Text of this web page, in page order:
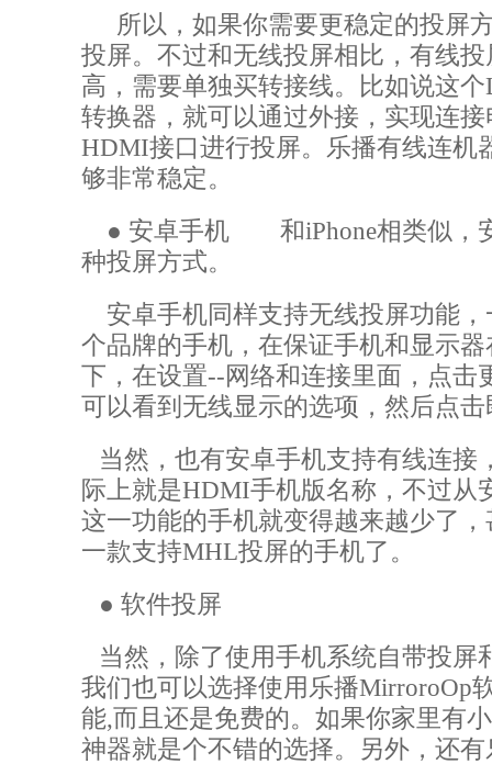
所以，如果你需要更稳定的投屏
投屏。不过和无线投屏相比，有线
高，需要单独买转接线。比如说这个
转换器，就可以通过外接，实现连接
HDMI接口进行投屏。乐播有线连机
够非常稳定。
● 安卓手机 和iPhone相类似，
种投屏方式。
安卓手机同样支持无线投屏功能，
个品牌的手机，在保证手机和显示器
下，在设置-- 网络和连接里面，点击
可以看到无线显示的选项，然后点
当然，也有安卓手机支持有线连接
际上就是HDMI手机版名称，不过从
这一功能的手机就变得越来越少了
一款支持MHL投屏的手机了。
● 软件投屏
当然，除了使用手机系统自带投屏
我们也可以选择使用乐播MirroroOp
能,而且还是免费的。如果你家里有
神器就是个不错的选择。另外，还